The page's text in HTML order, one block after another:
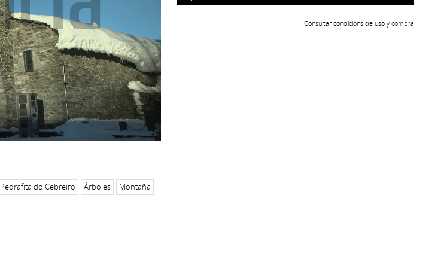
Consultar condicións de uso y compra
Pedrafita do Cebreiro Árboles Montaña